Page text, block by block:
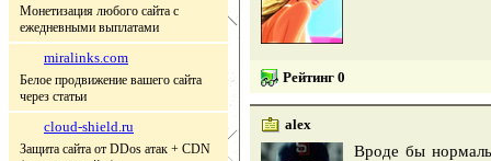
Монетизация любого сайта с
ежедневными выплатами
miralinks.com
Белое продвижение вашего сайта
через статьи
cloud-shield.ru
Защита сайта от DDos атак + CDN
Рейтинг 0
alex
Вроде бы